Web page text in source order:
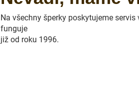
Na všechny šperky poskytujeme
funguje
již od roku 1996.